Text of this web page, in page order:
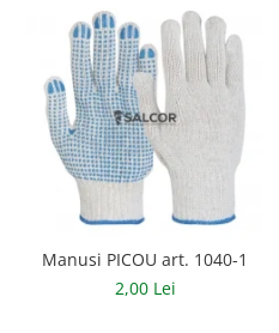
Manusi PICOU art. 1040-1
2,00 Lei